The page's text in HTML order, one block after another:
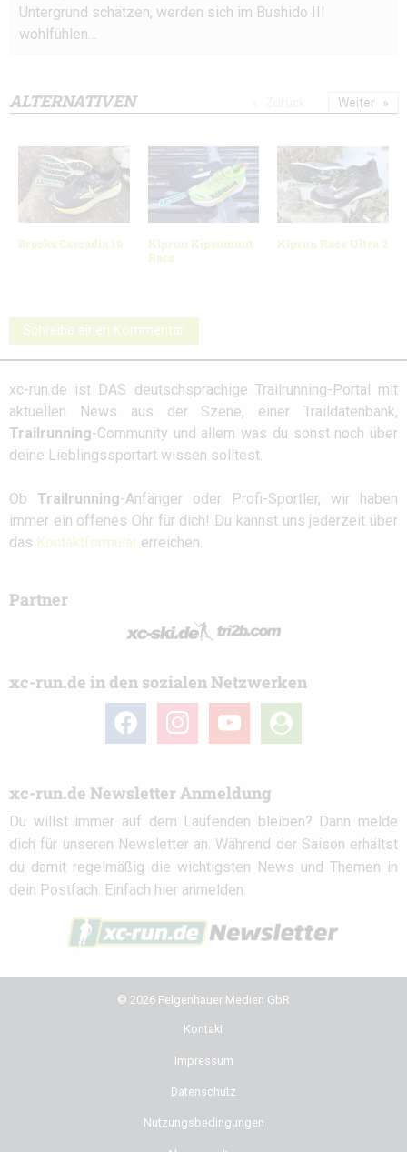
Untergrund schätzen, werden sich im Bushido III
wohlfühlen…
ALTERNATIVEN
Brooks Cascadia 19
Kiprun Kipsummit
Race
Kiprun Race Ultra 2
Weiter
Schreibe einen Kommentar
xc-run.de ist DAS deutschsprachige Trailrunning-Portal mit
aktuellen News aus der Szene, einer Traildatenbank,
Trailrunning-Community und allem was du sonst noch über
deine Lieblingssportart wissen solltest.
Ob Trailrunning-Anfänger oder Profi-Sportler, wir haben
immer ein offenes Ohr für dich! Du kannst uns jederzeit über
das Kontaktformular erreichen.
Partner
xc-run.de in den sozialen Netzwerken
facebook instagramyoutube
user-
circle
xc-run.de Newsletter Anmeldung
Du willst immer auf dem Laufenden bleiben? Dann melde
dich für unseren Newsletter an. Während der Saison erhältst
du damit regelmäßig die wichtigsten News und Themen in
dein Postfach. Einfach hier anmelden:
© 2026 Felgenhauer Medien GbR
Kontakt
Impressum
Datenschutz
Nutzungsbedingungen